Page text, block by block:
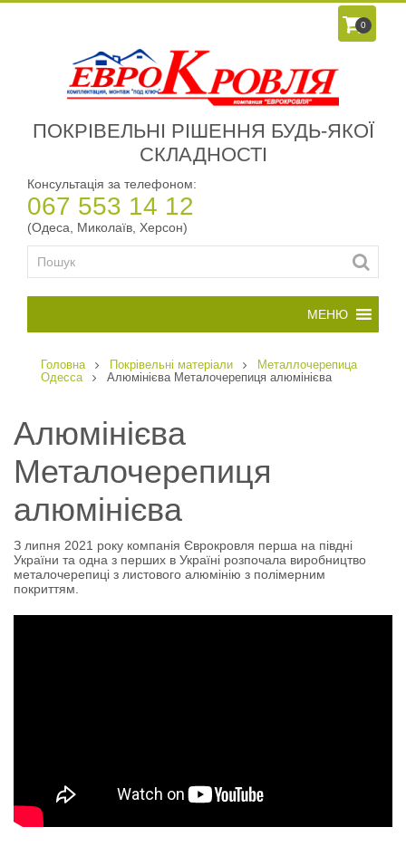
0
ПОКРІВЕЛЬНІ РІШЕННЯ БУДЬ-ЯКОЇ
СКЛАДНОСТІ
Консультація за телефоном:
067 553 14 12
(Одеса, Миколаїв, Херсон)
Головна Покрівельні матеріали
Металлочерепица
Одесса
Алюмінієва Металочерепиця алюмінієва
Алюмінієва
Металочерепиця
алюмінієва
З липня 2021 року компанія Єврокровля перша на півдні
України та одна з перших в Україні розпочала виробництво
металочерепиці з листового алюмінію з полімерним
покриттям.